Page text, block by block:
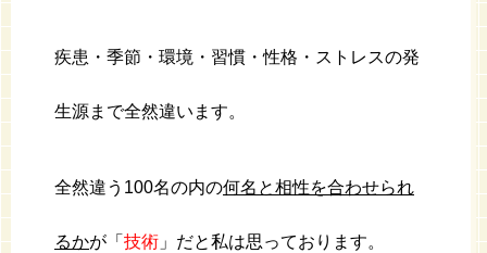
疾患・季節・環境・習慣・性格・ストレスの発
生源まで全然違います。
全然違う100名の内の何名と相性を合わせられ
るかが「 技術 」だと私は思っております。